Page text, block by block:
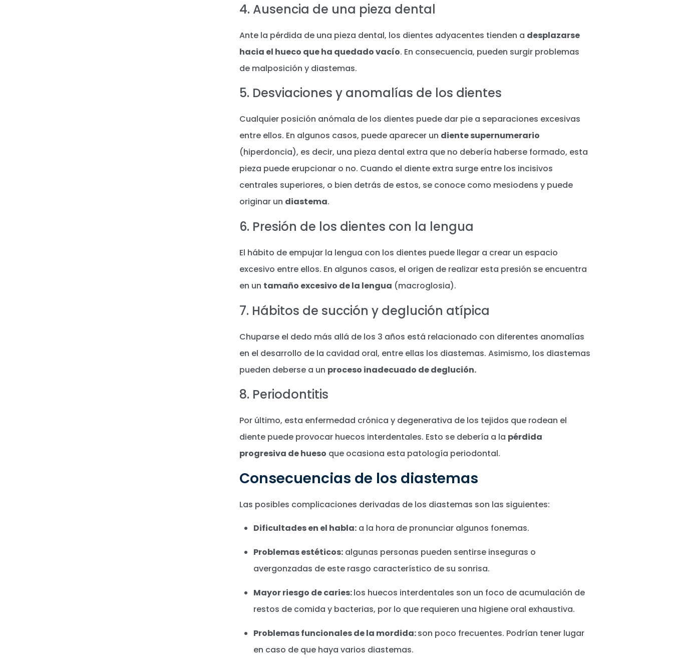
4. Ausencia de una pieza dental
Ante la pérdida de una pieza dental, los dientes adyacentes tienden a desplazarse
hacia el hueco que ha quedado vacío. En consecuencia, pueden surgir problemas
de malposición y diastemas.
5. Desviaciones y anomalías de los dientes
Cualquier posición anómala de los dientes puede dar pie a separaciones excesivas
entre ellos. En algunos casos, puede aparecer un diente supernumerario
(hiperdoncia), es decir, una pieza dental extra que no debería haberse formado, esta
pieza puede erupcionar o no. Cuando el diente extra surge entre los incisivos
centrales superiores, o bien detrás de estos, se conoce como mesiodens y puede
originar un diastema.
6. Presión de los dientes con la lengua
El hábito de empujar la lengua con los dientes puede llegar a crear un espacio
excesivo entre ellos. En algunos casos, el origen de realizar esta presión se encuentra
en un tamaño excesivo de la lengua (macroglosia).
7. Hábitos de succión y deglución atípica
Chuparse el dedo más allá de los 3 años está relacionado con diferentes anomalías
en el desarrollo de la cavidad oral, entre ellas los diastemas. Asimismo, los diastemas
pueden deberse a un proceso inadecuado de deglución.
8. Periodontitis
Por último, esta enfermedad crónica y degenerativa de los tejidos que rodean el
diente puede provocar huecos interdentales. Esto se debería a la pérdida
progresiva de hueso que ocasiona esta patología periodontal.
Consecuencias de los diastemas
Las posibles complicaciones derivadas de los diastemas son las siguientes:
Dificultades en el habla: a la hora de pronunciar algunos fonemas.
Problemas estéticos: algunas personas pueden sentirse inseguras o
avergonzadas de este rasgo característico de su sonrisa.
Mayor riesgo de caries:los huecos interdentales son un foco de acumulación de
restos de comida y bacterias, por lo que requieren una higiene oral exhaustiva.
Problemas funcionales de la mordida:son poco frecuentes. Podrían tener lugar
en caso de que haya varios diastemas.